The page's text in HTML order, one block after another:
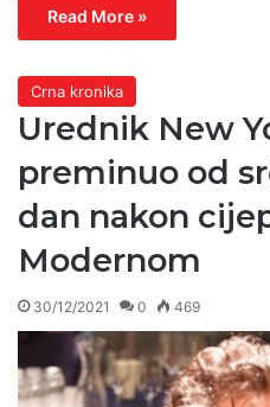
Read More »
Crna kronika
Urednik New
preminuo od
dan nakon
Modernom
30/12/2021 0 469